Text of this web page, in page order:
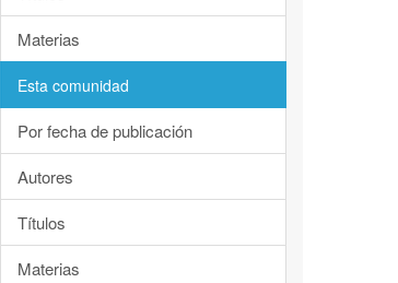
Materias
Esta comunidad
Por fecha de publicación
Autores
Títulos
Materias